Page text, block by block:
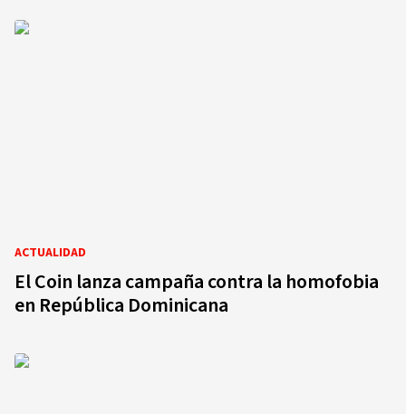
ACTUALIDAD
El Coin lanza campaña contra la homofobia
en República Dominicana